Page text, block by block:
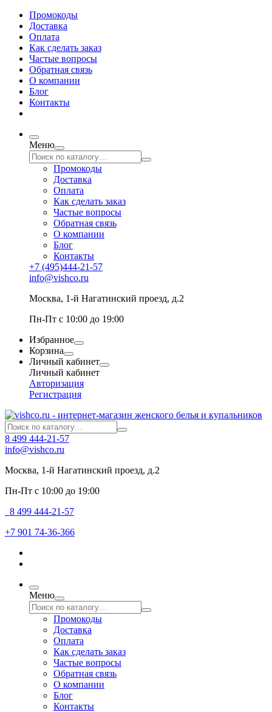
Промокоды
Доставка
Оплата
Как сделать заказ
Частые вопросы
Обратная связь
О компании
Блог
Контакты
Меню
Промокоды
Доставка
Оплата
Как сделать заказ
Частые вопросы
Обратная связь
О компании
Блог
Контакты
+7 (495)444-21-57
info@vishco.ru
Москва, 1-й Нагатинский проезд, д.2
Пн-Пт с 10:00 до 19:00
Избранное
Корзина
Личный кабинет
Личный кабинет
Авторизация
Регистрация
8 499 444-21-57
info@vishco.ru
Москва, 1-й Нагатинский проезд, д.2
Пн-Пт с 10:00 до 19:00
8 499 444-21-57
+7 901 74-36-366
Меню
Промокоды
Доставка
Оплата
Как сделать заказ
Частые вопросы
Обратная связь
О компании
Блог
Контакты